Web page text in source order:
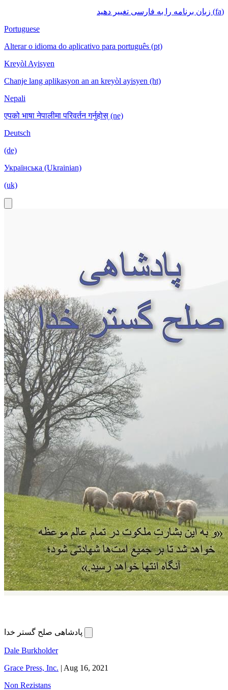
(fa) زبان برنامه را به فارسی تغییر دهید
Portuguese
Alterar o idioma do aplicativo para português (pt)
Kreyòl Ayisyen
Chanje lang aplikasyon an an kreyòl ayisyen (ht)
Nepali
एपको भाषा नेपालीमा परिवर्तन गर्नुहोस् (ne)
Deutsch
(de)
Українська (Ukrainian)
(uk)
Dale Burkholder
Grace Press, Inc. | Aug 16, 2021
Non Rezistans